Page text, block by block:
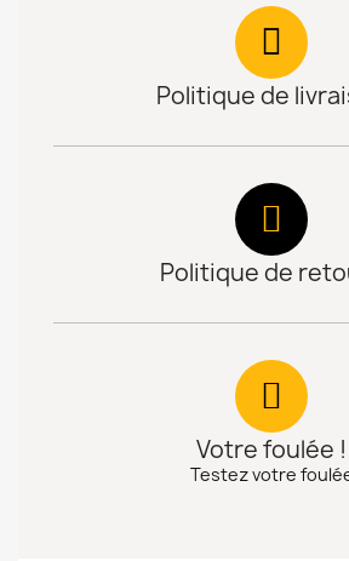
Politique de
Politique de
Votre foulée !
Testez votre